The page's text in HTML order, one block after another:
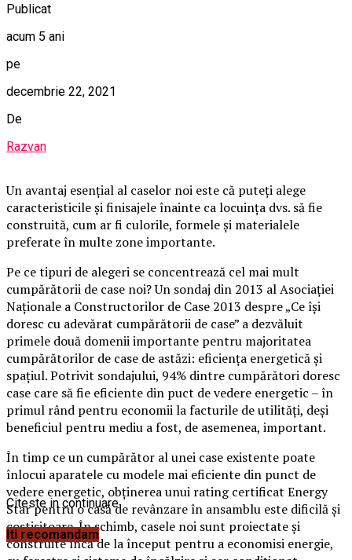
Publicat
acum 5 ani
pe
decembrie 22, 2021
De
Razvan
Un avantaj esenţial al caselor noi este că puteţi alege
caracteristicile şi finisajele înainte ca locuinţa dvs. să fie
construită, cum ar fi culorile, formele şi materialele
preferate în multe zone importante.
Pe ce tipuri de alegeri se concentrează cel mai mult
cumpărătorii de case noi? Un sondaj din 2013 al Asociaţiei
Naţionale a Constructorilor de Case 2013 despre „Ce îşi
doresc cu adevărat cumpărătorii de case” a dezvăluit
primele două domenii importante pentru majoritatea
cumpărătorilor de case de astăzi: eficienţa energetică şi
spaţiul. Potrivit sondajului, 94% dintre cumpărători doresc
case care să fie eficiente din puct de vedere energetic – în
primul rând pentru economii la facturile de utilităţi, deşi
beneficiul pentru mediu a fost, de asemenea, important.
În timp ce un cumpărător al unei case existente poate
înlocui aparatele cu modele mai eficiente din punct de
vedere energetic, obţinerea unui rating certificat Energy
Star pentru o casă de revânzare în ansamblu este dificilă şi
costisitoare. În schimb, casele noi sunt proiectate şi
construite încă de la început pentru a economisi energie,
Citeste in continuare
Iti recomandam